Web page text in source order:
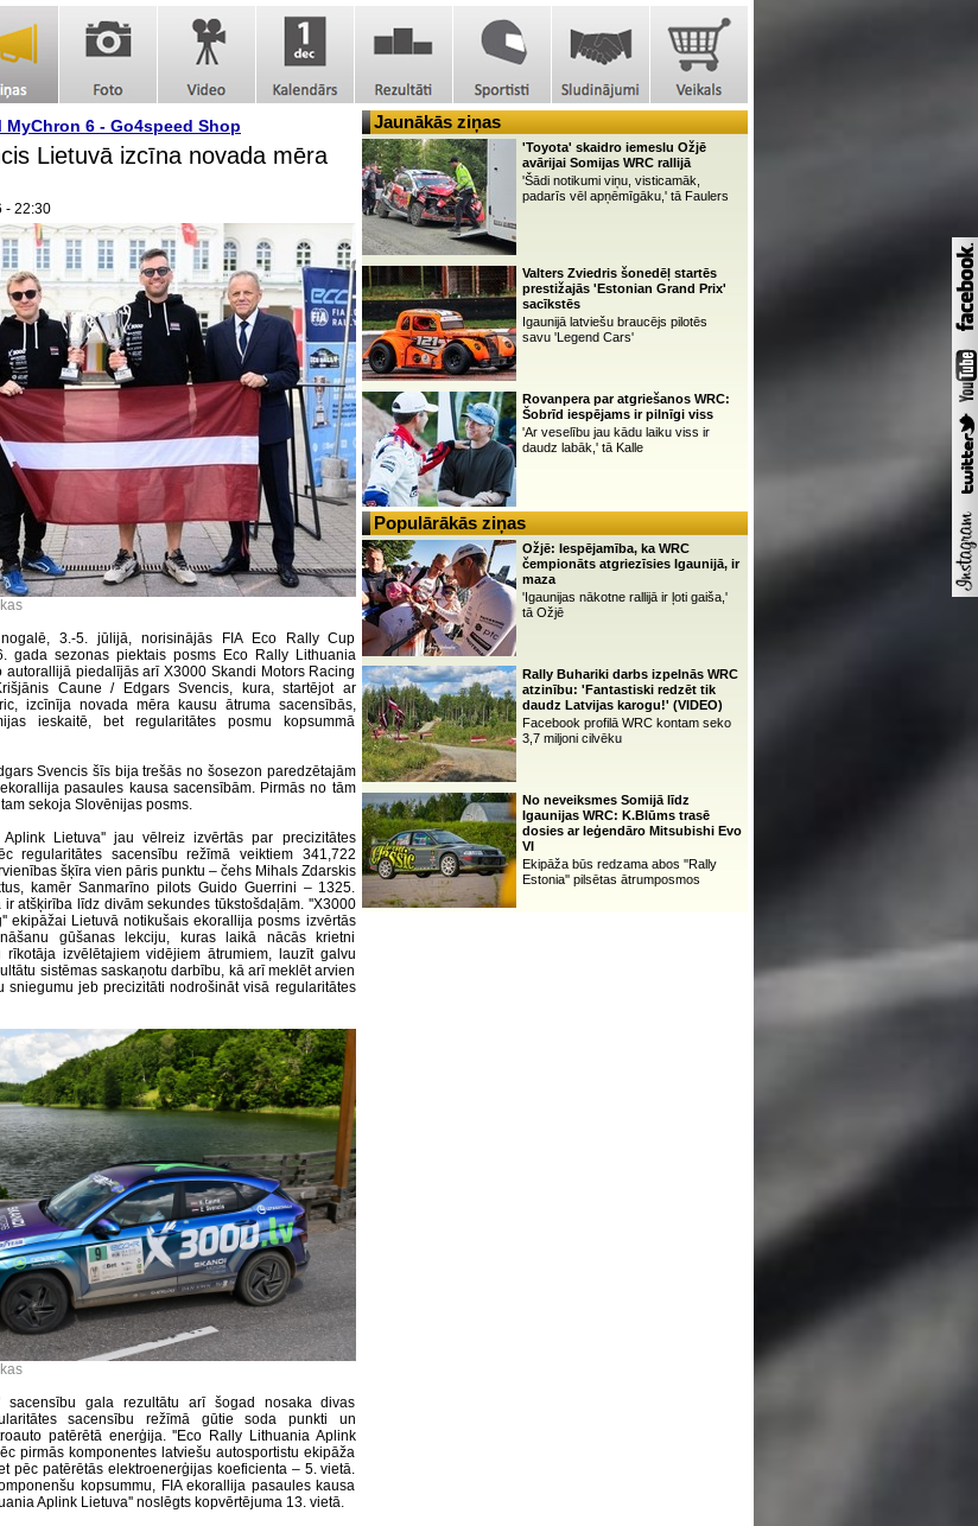
MyChron 6 - Go4speed Shop
Lietuvā izcīna novada mēra
- 22:30
3.-5. jūlijā, norisinājās FIA Eco Rally Cup
gada sezonas piektais posms Eco Rally Lithuania
autorallijā piedalījās arī X3000 Skandi Motors Racing
Caune / Edgars Svencis, kura, startējot ar
izcīnīja novada mēra kausu ātruma sacensībās,
ieskaitē, bet regularitātes posmu kopsummā
Svencis šīs bija trešās no šosezon paredzētajām
pasaules kausa sacensībām. Pirmās no tām
sekoja Slovēnijas posms.
Lietuva'' jau vēlreiz izvērtās par precizitātes
regularitātes sacensību režīmā veiktiem 341,722
šķīra vien pāris punktu – čehs Mihals Zdarskis
kamēr Sanmarīno pilots Guido Guerrini – 1325.
ir atšķirība līdz divām sekundes tūkstošdaļām. ''X3000
ekipāžai Lietuvā notikušais ekorallija posms izvērtās
gūšanas lekciju, kuras laikā nācās krietni
rīkotāja izvēlētajiem vidējiem ātrumiem, lauzīt galvu
sistēmas saskaņotu darbību, kā arī meklēt arvien
sniegumu jeb precizitāti nodrošināt visā regularitātes
sacensību gala rezultātu arī šogad nosaka divas
sacensību režīmā gūtie soda punkti un
patērētā enerģija. ''Eco Rally Lithuania Aplink
pirmās komponentes latviešu autosportistu ekipāža
pēc patērētās elektroenerģijas koeficienta – 5. vietā.
kopsummu, FIA ekorallija pasaules kausa
Aplink Lietuva'' noslēgts kopvērtējuma 13. vietā.
Jaunākās ziņas
'Toyota' skaidro iemeslu Ožjē
avārijai Somijas WRC rallijā
'Šādi notikumi viņu, visticamāk,
padarīs vēl apņēmīgāku,' tā Faulers
Valters Zviedris šonedēļ startēs
prestižajās 'Estonian Grand Prix'
sacīkstēs
Igaunijā latviešu braucējs pilotēs
savu 'Legend Cars'
Rovanpera par atgriešanos WRC:
Šobrīd iespējams ir pilnīgi viss
'Ar veselību jau kādu laiku viss ir
daudz labāk,' tā Kalle
Populārākās ziņas
Ožjē: Iespējamība, ka WRC
čempionāts atgriezīsies Igaunijā, ir
maza
'Igaunijas nākotne rallijā ir ļoti gaiša,'
tā Ožjē
Rally Buhariki darbs izpelnās WRC
atzinību: 'Fantastiski redzēt tik
daudz Latvijas karogu!' (VIDEO)
Facebook profilā WRC kontam seko
3,7 miljoni cilvēku
No neveiksmes Somijā līdz
Igaunijas WRC: K.Blūms trasē
dosies ar leģendāro Mitsubishi Evo
VI
Ekipāža būs redzama abos ''Rally
Estonia'' pilsētas ātrumposmos